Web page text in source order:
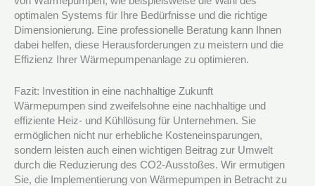
optimalen Systems für Ihre Bedürfnisse und die richtige
Dimensionierung. Eine professionelle Beratung kann Ihnen
dabei helfen, diese Herausforderungen zu meistern und die
Effizienz Ihrer Wärmepumpenanlage zu optimieren.
Fazit: Investition in eine nachhaltige Zukunft
Wärmepumpen sind zweifelsohne eine nachhaltige und
effiziente Heiz- und Kühllösung für Unternehmen. Sie
ermöglichen nicht nur erhebliche Kosteneinsparungen,
sondern leisten auch einen wichtigen Beitrag zur Umwelt
durch die Reduzierung des CO2-Ausstoßes. Wir ermutigen
Sie, die Implementierung von Wärmepumpen in Betracht zu